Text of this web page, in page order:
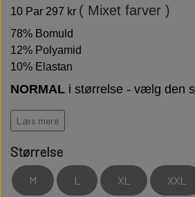
10 Par 297 kr ( Mixet farver )
78% Bomuld
12% Polyamid
10% Elastan
NORMAL i størrelse - vælg den
at bruge
GIANVAGLIA står for italiensk
Luksus Boxershorts.
bæredygtighed.
Høj kvalitet er bløde behagelige
Læs mere
Størrelse
M L XL XXL